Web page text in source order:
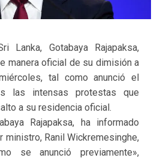
Lanka, Gotabaya Rajapaksa,
manera oficial de su dimisión a
tal como anunció el
las intensas protestas que
a su residencia oficial.
Rajapaksa, ha informado
ministro, Ranil Wickremesinghe,
se anunció previamente»,